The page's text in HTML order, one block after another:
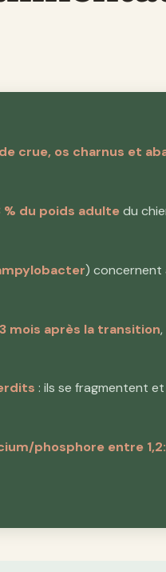
crue, os charnus et
% du poids adultedu
) concernent
3 mois après la transition
: ils se fragmentent
phosphore entre